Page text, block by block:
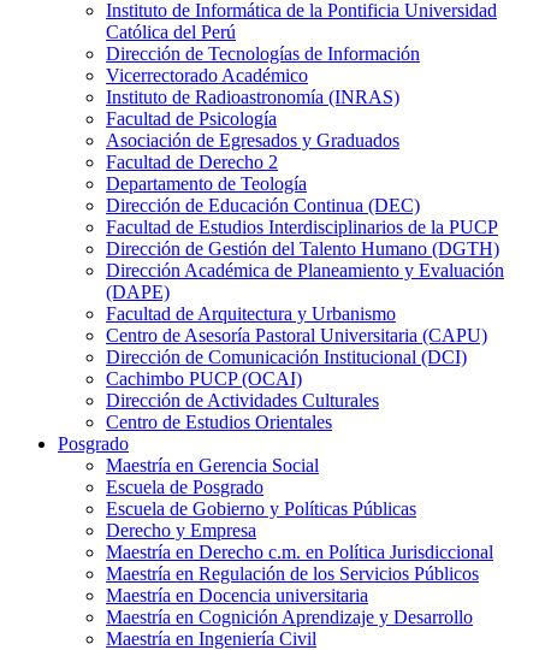
Instituto de Informática de la Pontificia Universidad
Católica del Perú
Dirección de Tecnologías de Información
Vicerrectorado Académico
Instituto de Radioastronomía (INRAS)
Facultad de Psicología
Asociación de Egresados y Graduados
Facultad de Derecho 2
Departamento de Teología
Dirección de Educación Continua (DEC)
Facultad de Estudios Interdisciplinarios de la PUCP
Dirección de Gestión del Talento Humano (DGTH)
Dirección Académica de Planeamiento y Evaluación
(DAPE)
Facultad de Arquitectura y Urbanismo
Centro de Asesoría Pastoral Universitaria (CAPU)
Dirección de Comunicación Institucional (DCI)
Cachimbo PUCP (OCAI)
Dirección de Actividades Culturales
Centro de Estudios Orientales
Posgrado
Maestría en Gerencia Social
Escuela de Posgrado
Escuela de Gobierno y Políticas Públicas
Derecho y Empresa
Maestría en Derecho c.m. en Política Jurisdiccional
Maestría en Regulación de los Servicios Públicos
Maestría en Docencia universitaria
Maestría en Cognición Aprendizaje y Desarrollo
Maestría en Ingeniería Civil